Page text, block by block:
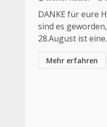
DANKE für eure
sind es
28.August ist
Mehr erfahren